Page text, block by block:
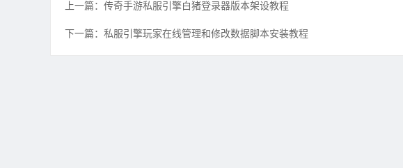
上一篇：传奇手游私服引擎白猪登录器版本架设教程
下一篇：私服引擎玩家在线管理和修改数据脚本安装教程